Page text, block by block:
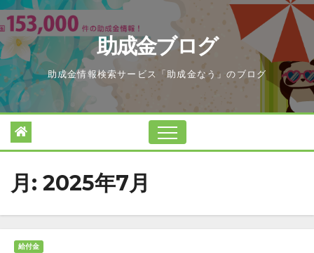
Skip
to
content
助成金ブログ
助成金情報検索サービス「助成金なう」のブログ
月: 2025年7月
給付金